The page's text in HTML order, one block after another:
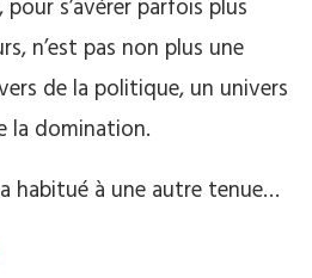
pour s’avérer parfois plus
n’est pas non plus une
de la politique, un univers
la domination.
habitué à une autre tenue…